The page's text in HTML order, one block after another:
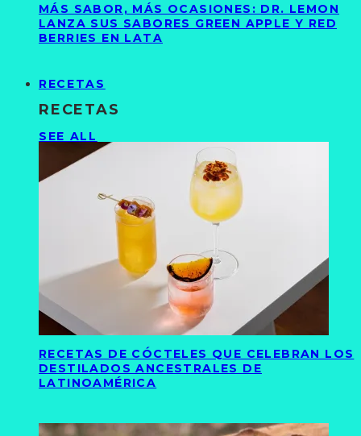
MÁS SABOR, MÁS OCASIONES: DR. LEMON
LANZA SUS SABORES GREEN APPLE Y RED
BERRIES EN LATA
RECETAS
RECETAS
SEE ALL
RECETAS DE CÓCTELES QUE CELEBRAN LOS
DESTILADOS ANCESTRALES DE
LATINOAMÉRICA